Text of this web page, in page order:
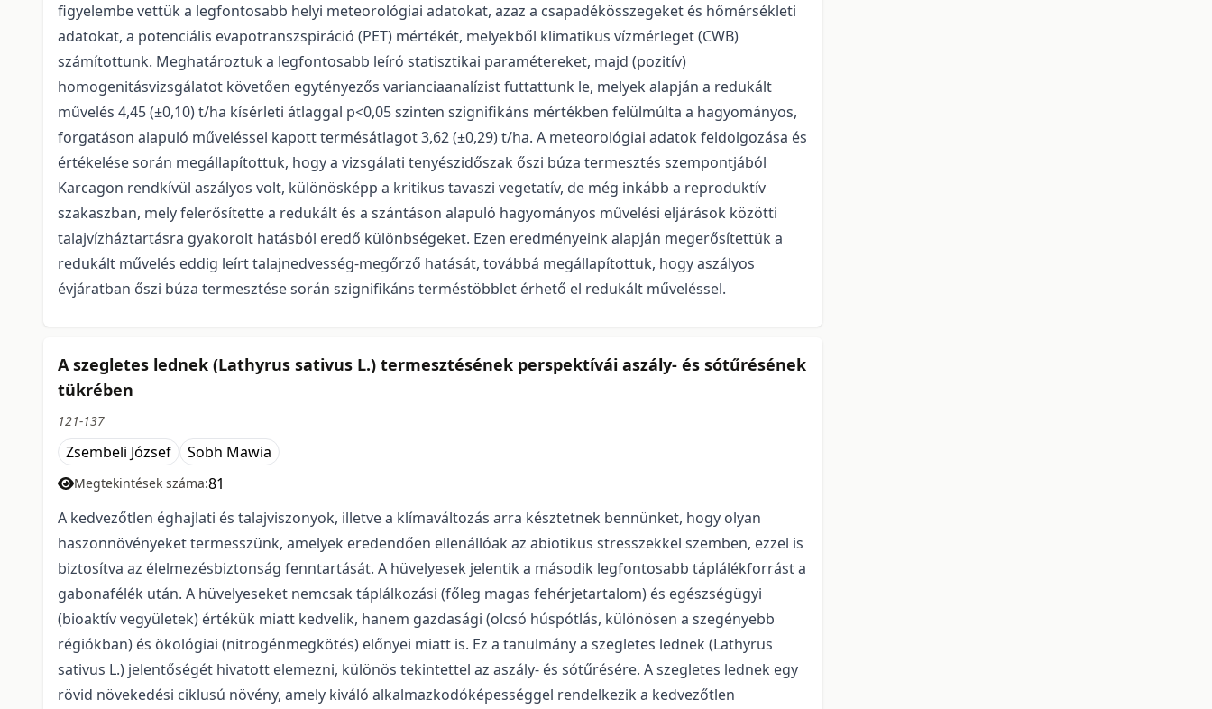
figyelembe vettük a legfontosabb helyi meteorológiai adatokat, azaz a csapadékösszegeket és hőmérsékleti
adatokat, a potenciális evapotranszspiráció (PET) mértékét, melyekből klimatikus vízmérleget (CWB)
számítottunk. Meghatároztuk a legfontosabb leíró statisztikai paramétereket, majd (pozitív)
homogenitásvizsgálatot követően egytényezős varianciaanalízist futtattunk le, melyek alapján a redukált
művelés 4,45 (±0,10) t/ha kísérleti átlaggal p<0,05 szinten szignifikáns mértékben felülmúlta a hagyományos,
forgatáson alapuló műveléssel kapott termésátlagot 3,62 (±0,29) t/ha. A meteorológiai adatok feldolgozása és
értékelése során megállapítottuk, hogy a vizsgálati tenyészidőszak őszi búza termesztés szempontjából
Karcagon rendkívül aszályos volt, különösképp a kritikus tavaszi vegetatív, de még inkább a reproduktív
szakaszban, mely felerősítette a redukált és a szántáson alapuló hagyományos művelési eljárások közötti
talajvízháztartásra gyakorolt hatásból eredő különbségeket. Ezen eredményeink alapján megerősítettük a
redukált művelés eddig leírt talajnedvesség-megőrző hatását, továbbá megállapítottuk, hogy aszályos
évjáratban őszi búza termesztése során szignifikáns terméstöbblet érhető el redukált műveléssel.
A szegletes lednek (Lathyrus sativus L.) termesztésének perspektívái aszály- és sótűrésének
tükrében
121-137
Zsembeli József Sobh Mawia
Megtekintések száma:81
A kedvezőtlen éghajlati és talajviszonyok, illetve a klímaváltozás arra késztetnek bennünket, hogy olyan
haszonnövényeket termesszünk, amelyek eredendően ellenállóak az abiotikus stresszekkel szemben, ezzel is
biztosítva az élelmezésbiztonság fenntartását. A hüvelyesek jelentik a második legfontosabb táplálékforrást a
gabonafélék után. A hüvelyeseket nemcsak táplálkozási (főleg magas fehérjetartalom) és egészségügyi
(bioaktív vegyületek) értékük miatt kedvelik, hanem gazdasági (olcsó húspótlás, különösen a szegényebb
régiókban) és ökológiai (nitrogénmegkötés) előnyei miatt is. Ez a tanulmány a szegletes lednek (Lathyrus
sativus L.) jelentőségét hivatott elemezni, különös tekintettel az aszály- és sótűrésére. A szegletes lednek egy
rövid növekedési ciklusú növény, amely kiváló alkalmazkodóképességgel rendelkezik a kedvezőtlen